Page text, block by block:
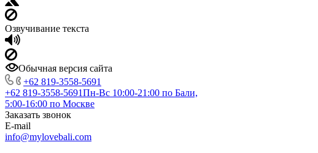
Озвучивание текста
Обычная версия сайта
+62 819‑3558‑5691‬
+62 819‑3558‑5691‬Пн-Вс 10:00-21:00 по Бали,
5:00-16:00 по Москве
Заказать звонок
E-mail
info@mylovebali.com